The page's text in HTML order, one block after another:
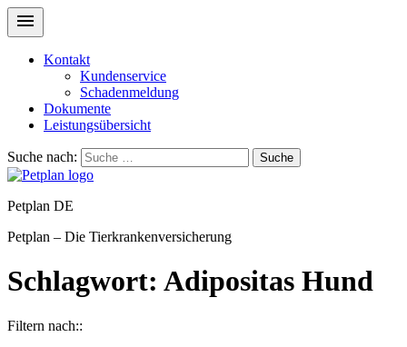
Kontakt
Kundenservice
Schadenmeldung
Dokumente
Leistungsübersicht
Suche nach: Suche
Petplan DE
Petplan – Die Tierkrankenversicherung
Schlagwort: Adipositas Hund
Filtern nach::